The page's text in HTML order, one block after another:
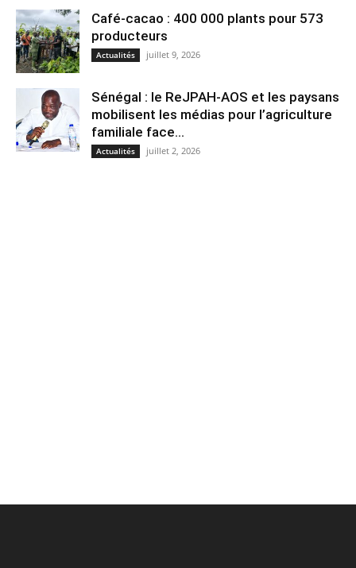
Café-cacao : 400 000 plants pour 573
producteurs
Actualités juillet 9, 2026
Sénégal : le ReJPAH-AOS et les paysans
mobilisent les médias pour l’agriculture
familiale face...
Actualités juillet 2, 2026